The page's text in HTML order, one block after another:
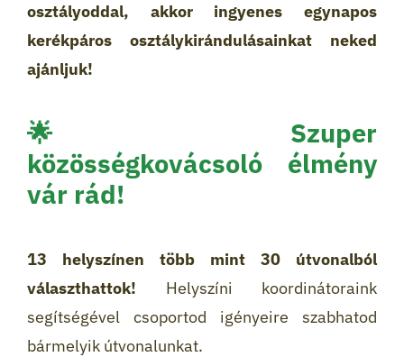
osztályoddal, akkor ingyenes egynapos
kerékpáros osztálykirándulásainkat neked
ajánljuk!
🌟 Szuper
közösségkovácsoló élmény
vár rád!
13 helyszínen több mint 30 útvonalból
választhattok! Helyszíni koordinátoraink
segítségével csoportod igényeire szabhatod
bármelyik útvonalunkat.